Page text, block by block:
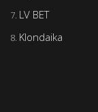
7. LV BET
8. Klondaika